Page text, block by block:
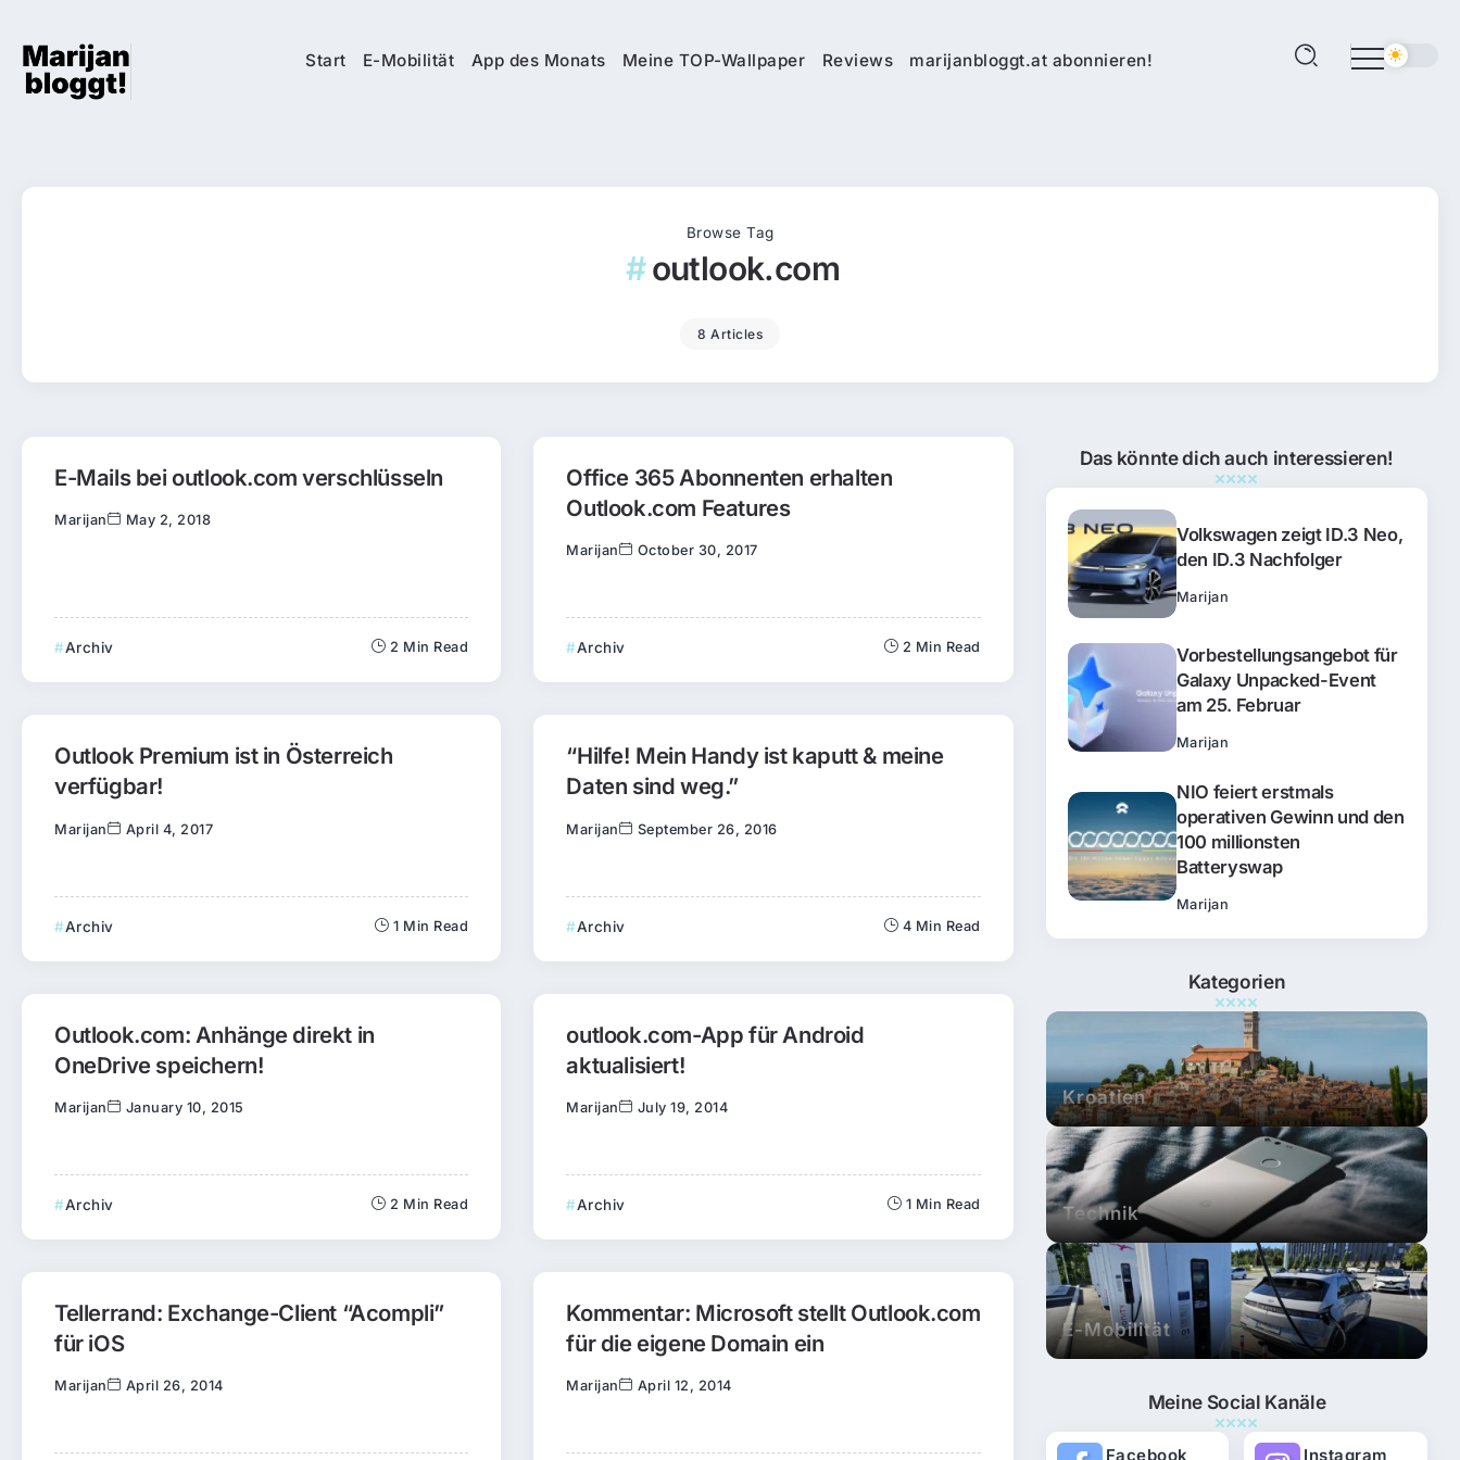
Start E-Mobilität App des Monats Meine TOP-Wallpaper Reviews marijanbloggt.at abonnieren!
Browse Tag
outlook.com
8 Articles
E-Mails bei outlook.com verschlüsseln
Marijan May 2, 2018
Archiv 2 Min Read
Office 365 Abonnenten erhalten
Outlook.com Features
Marijan October 30, 2017
Archiv 2 Min Read
Outlook Premium ist in Österreich
verfügbar!
Marijan April 4, 2017
Archiv 1 Min Read
“Hilfe! Mein Handy ist kaputt & meine
Daten sind weg.”
Marijan September 26, 2016
Archiv 4 Min Read
Outlook.com: Anhänge direkt in
OneDrive speichern!
Marijan January 10, 2015
Archiv 2 Min Read
outlook.com-App für Android
aktualisiert!
Marijan July 19, 2014
Archiv 1 Min Read
Tellerrand: Exchange-Client “Acompli”
für iOS
Marijan April 26, 2014
Kommentar: Microsoft stellt Outlook.com
für die eigene Domain ein
Marijan April 12, 2014
Das könnte dich auch interessieren!
Volkswagen zeigt ID.3 Neo,
den ID.3 Nachfolger
Marijan
Vorbestellungsangebot für
Galaxy Unpacked-Event
am 25. Februar
Marijan
NIO feiert erstmals
operativen Gewinn und den
100 millionsten
Batteryswap
Marijan
Kategorien
Kroatien
Technik
E-Mobilität
Meine Social Kanäle
Facebook Instagram